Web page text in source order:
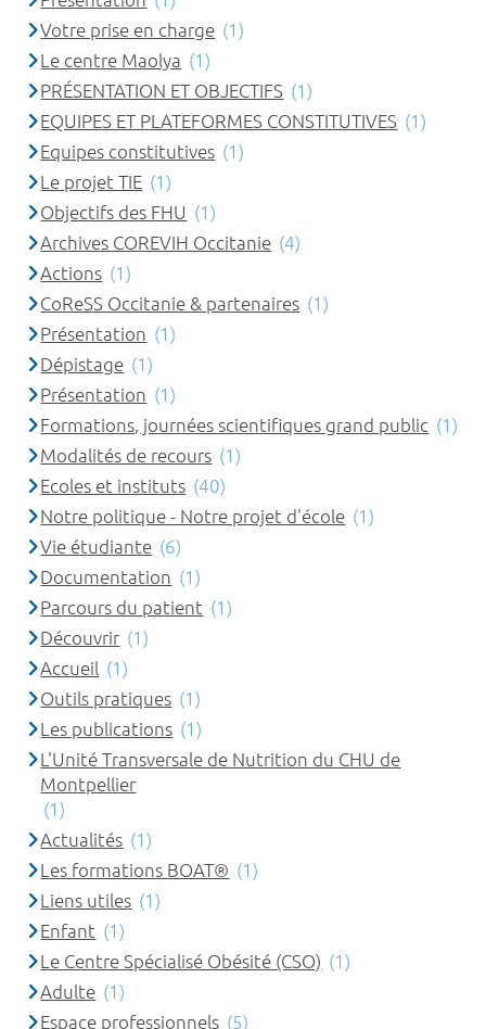
Votre prise en charge (1)
Le centre Maolya (1)
PRÉSENTATION ET OBJECTIFS (1)
EQUIPES ET PLATEFORMES CONSTITUTIVES (1)
Equipes constitutives (1)
Le projet TIE (1)
Objectifs des FHU (1)
Archives COREVIH Occitanie (4)
Actions (1)
CoReSS Occitanie & partenaires (1)
Présentation (1)
Dépistage (1)
Présentation (1)
Formations, journées scientifiques grand public (1)
Modalités de recours (1)
Ecoles et instituts (40)
Notre politique - Notre projet d'école (1)
Vie étudiante (6)
Documentation (1)
Parcours du patient (1)
Découvrir (1)
Accueil (1)
Outils pratiques (1)
Les publications (1)
L'Unité Transversale de Nutrition du CHU de
Montpellier
(1)
Actualités (1)
Les formations BOAT® (1)
Liens utiles (1)
Enfant (1)
Le Centre Spécialisé Obésité (CSO) (1)
Adulte (1)
Espace professionnels (5)